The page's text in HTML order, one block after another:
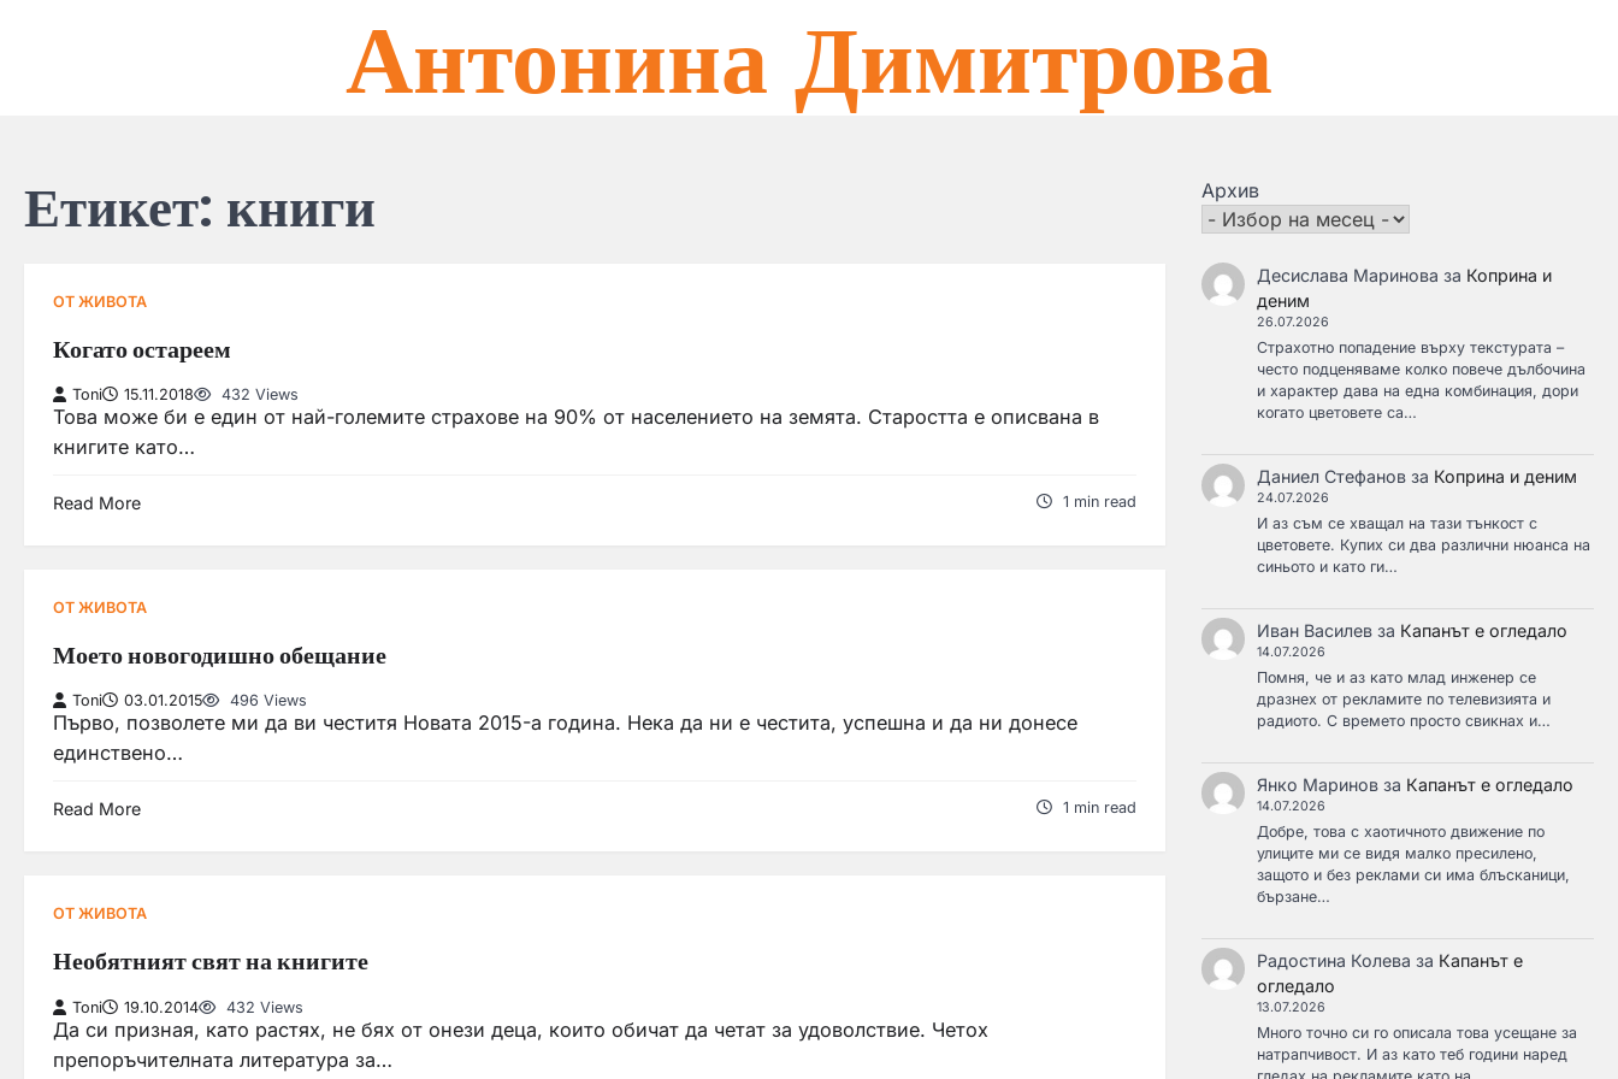
Антонина Димитрова
Етикет: книги
ОТ ЖИВОТА
Когато остареем
Toni 15.11.2018 432 Views
Това може би е един от най-големите страхове на 90% от населението на земята. Старостта е описвана в
книгите като…
Read More 1 min read
ОТ ЖИВОТА
Моето новогодишно обещание
Toni 03.01.2015 496 Views
Първо, позволете ми да ви честитя Новата 2015-а година. Нека да ни е честита, успешна и да ни донесе
единствено…
Read More 1 min read
ОТ ЖИВОТА
Необятният свят на книгите
Toni 19.10.2014 432 Views
Да си призная, като растях, не бях от онези деца, които обичат да четат за удоволствие. Четох
препоръчителната литература за…
Архив
Десислава Маринова за Коприна и
деним
26.07.2026
Страхотно попадение върху текстурата –
често подценяваме колко повече дълбочина
и характер дава на една комбинация, дори
когато цветовете са…
Даниел Стефанов за Коприна и деним
24.07.2026
И аз съм се хващал на тази тънкост с
цветовете. Купих си два различни нюанса на
синьото и като ги…
Иван Василев за Капанът е огледало
14.07.2026
Помня, че и аз като млад инженер се
дразнех от рекламите по телевизията и
радиото. С времето просто свикнах и…
Янко Маринов за Капанът е огледало
14.07.2026
Добре, това с хаотичното движение по
улиците ми се видя малко пресилено,
защото и без реклами си има блъсканици,
бързане…
Радостина Колева за Капанът е
огледало
13.07.2026
Много точно си го описала това усещане за
натрапчивост. И аз като теб години наред